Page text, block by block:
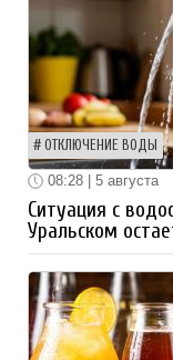
ОТКЛЮЧЕНИЕ ВОДЫ
08:28 | 5 августа
Ситуация с
Уральском